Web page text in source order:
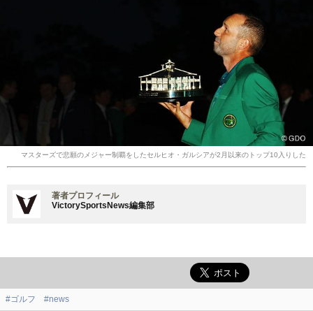
マスターズで悲願のメジャー制覇をしたセルヒオ・ガルシアが2月以来のトップ10入りした
著者プロフィール
VictorySportsNews編集部
#ゴルフ #news